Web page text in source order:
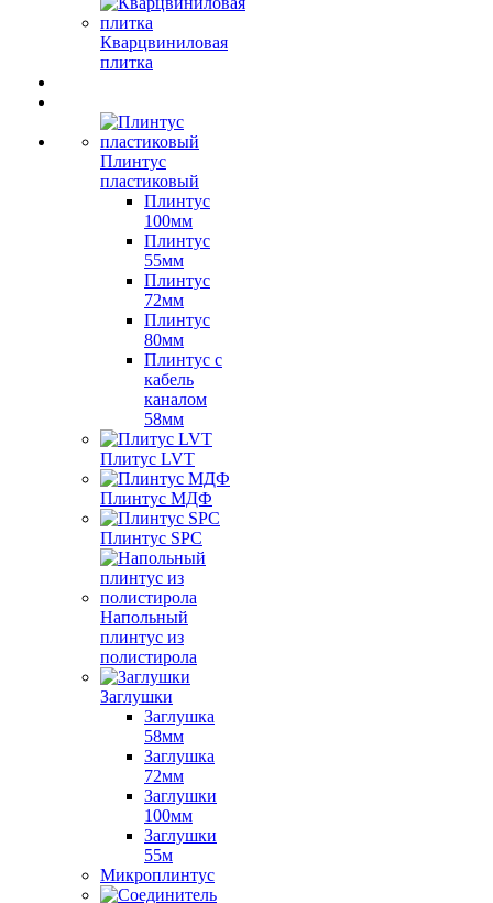
Кварцвиниловая
плитка
Плинтус
пластиковый
Плинтус
100мм
Плинтус
55мм
Плинтус
72мм
Плинтус
80мм
Плинтус с
кабель
каналом
58мм
Плитус LVT
Плинтус МДФ
Плинтус SPC
Напольный
плинтус из
полистирола
Заглушки
Заглушка
58мм
Заглушка
72мм
Заглушки
100мм
Заглушки
55м
Микроплинтус